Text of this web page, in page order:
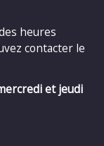
heures
contacter le
et jeudi